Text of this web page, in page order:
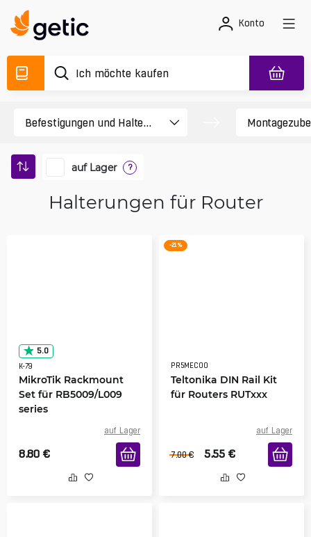
Konto
auf Lager ?
Halterungen für Router
5.0
K-79
MikroTik Rackmount
Set für RB5009/L009
series
auf Lager
8.80 €
-21 %
PR5MEC00
Teltonika DIN Rail Kit
für Routers RUTxxx
auf Lager
7.00 € 5.55 €